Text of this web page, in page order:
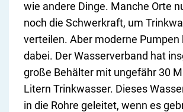
wie andere Dinge. Manche Orte
noch die Schwerkraft, um
verteilen. Aber moderne Pumpen
dabei. Der Wasserverband hat
große Behälter mit ungefähr 30
Litern Trinkwasser. Dieses
in die Rohre geleitet, wenn es